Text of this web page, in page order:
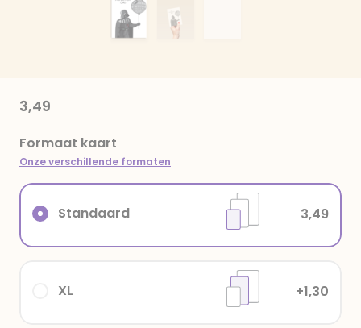
3,49
Formaat kaart
Onze verschillende formaten
XL +1,30
Standaard 3,49